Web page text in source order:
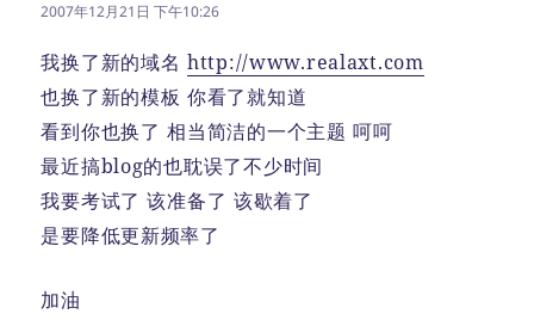
道：
2007年12月21日 下午10:26
我换了新的域名 http://www.realaxt.com
也换了新的模板 你看了就知道
看到你也换了 相当简洁的一个主题 呵呵
最近搞blog的也耽误了不少时间
我要考试了 该准备了 该歇着了
是要降低更新频率了
加油